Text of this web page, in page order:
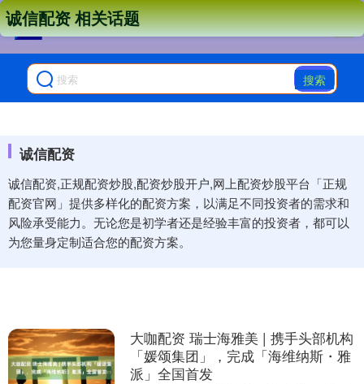
搜索
诚信配资
诚信配资,正规配资炒股,配资炒股开户,网上配资炒股平台「正规
配资官网」提供多样化的配资方案，以满足不同投资者的需求和
风险承受能力。无论您是初学者还是经验丰富的投资者，都可以
为您量身定制适合您的配资方案。
诚信配资 相关话题
大咖配资 瑞士海雅美 | 携手头部机构
「媛颂集团」，完成「海维纳斯・雅
派」全国首发